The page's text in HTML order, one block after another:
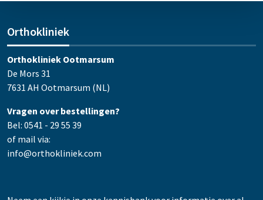
Orthokliniek
Orthokliniek Ootmarsum
De Mors 31
7631 AH Ootmarsum (NL)
Vragen over bestellingen?
Bel: 0541 - 29 55 39
of mail via:
info@orthokliniek.com